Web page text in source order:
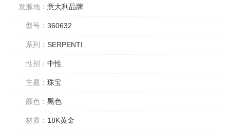
发源地： 意大利品牌
型号： 360632
系列： SERPENTI
性别： 中性
主题： 珠宝
颜色： 黑色
材质： 18K黄金